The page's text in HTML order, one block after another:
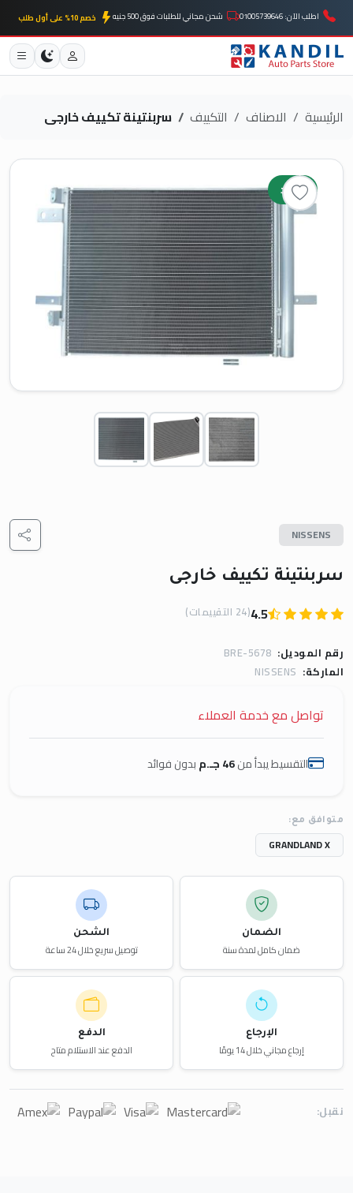
اطلب الآن: 01005739646 شحن مجاني للطلبات فوق 500 جنيه خصم 10% على أول طلب
الرئيسية الاصناف التكييف سربنتينة تكييف خارجى
جديد
NISSENS
سربنتينة تكييف خارجى
4.5(24 التقييمات)
رقم الموديل: BRE-5678
الماركة: NISSENS
تواصل مع خدمة العملاء
التقسيط يبدأ من46 جـ.م بدون فوائد
متوافق مع:
GRANDLAND X
الضمان
ضمان كامل لمدة سنة
الشحن
توصيل سريع خلال 24 ساعة
الإرجاع
إرجاع مجاني خلال 14 يومًا
الدفع
الدفع عند الاستلام متاح
نقبل: